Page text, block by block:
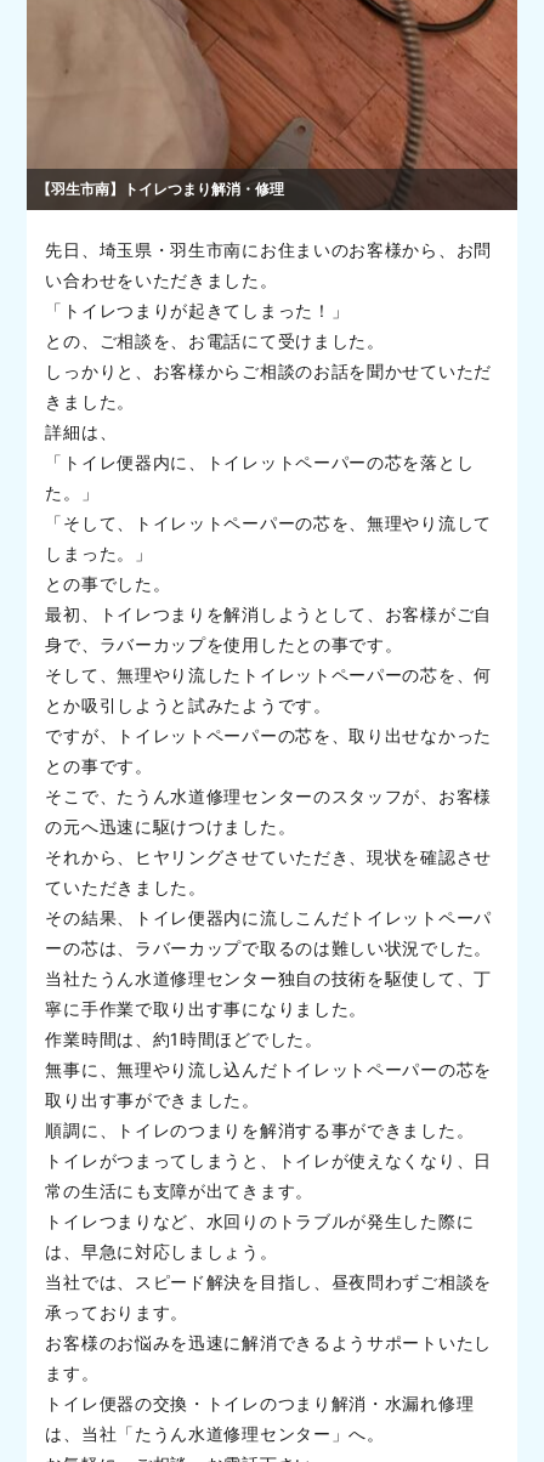
【羽生市南】トイレつまり解消・修理
先日、埼玉県・羽生市南にお住まいのお客様から、お問
い合わせをいただきました。
「トイレつまりが起きてしまった！」
との、ご相談を、お電話にて受けました。
しっかりと、お客様からご相談のお話を聞かせていただ
きました。
詳細は、
「トイレ便器内に、トイレットペーパーの芯を落とし
た。」
「そして、トイレットペーパーの芯を、無理やり流して
しまった。」
との事でした。
最初、トイレつまりを解消しようとして、お客様がご自
身で、ラバーカップを使用したとの事です。
そして、無理やり流したトイレットペーパーの芯を、何
とか吸引しようと試みたようです。
ですが、トイレットペーパーの芯を、取り出せなかった
との事です。
そこで、たうん水道修理センターのスタッフが、お客様
の元へ迅速に駆けつけました。
それから、ヒヤリングさせていただき、現状を確認させ
ていただきました。
その結果、トイレ便器内に流しこんだトイレットペーパ
ーの芯は、ラバーカップで取るのは難しい状況でした。
当社たうん水道修理センター独自の技術を駆使して、丁
寧に手作業で取り出す事になりました。
作業時間は、約1時間ほどでした。
無事に、無理やり流し込んだトイレットペーパーの芯を
取り出す事ができました。
順調に、トイレのつまりを解消する事ができました。
トイレがつまってしまうと、トイレが使えなくなり、日
常の生活にも支障が出てきます。
トイレつまりなど、水回りのトラブルが発生した際に
は、早急に対応しましょう。
当社では、スピード解決を目指し、昼夜問わずご相談を
承っております。
お客様のお悩みを迅速に解消できるようサポートいたし
ます。
トイレ便器の交換・トイレのつまり解消・水漏れ修理
は、当社「たうん水道修理センター」へ。